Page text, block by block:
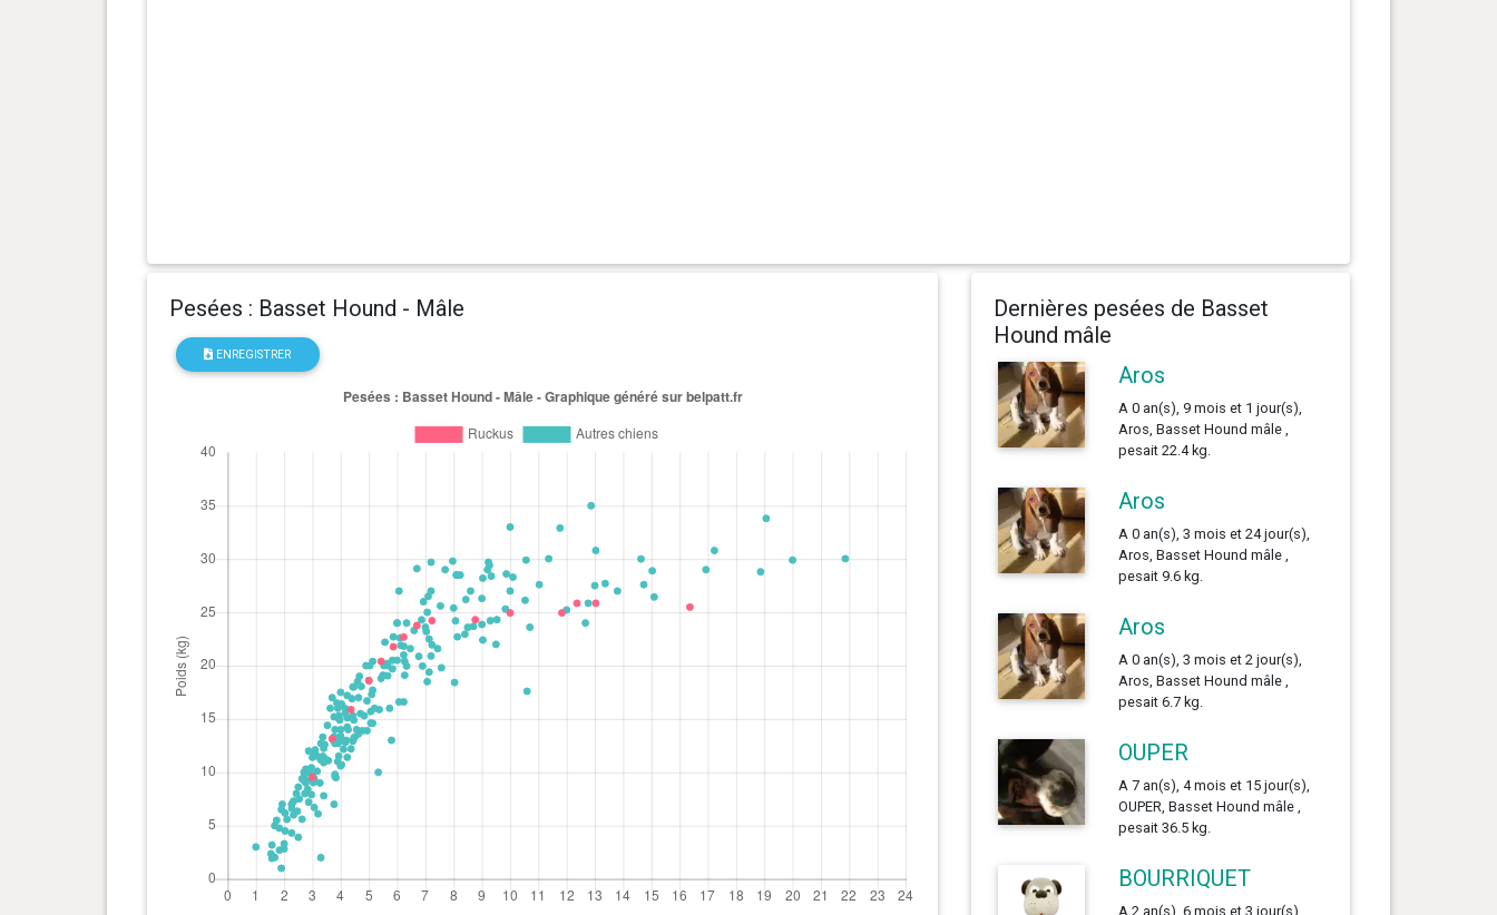
Pesées : Basset Hound - Mâle
ENREGISTRER
Dernières pesées de Basset
Hound mâle
Aros
A 0 an(s), 9 mois et 1 jour(s),
Aros, Basset Hound mâle ,
pesait 22.4 kg.
Aros
A 0 an(s), 3 mois et 24 jour(s),
Aros, Basset Hound mâle ,
pesait 9.6 kg.
Aros
A 0 an(s), 3 mois et 2 jour(s),
Aros, Basset Hound mâle ,
pesait 6.7 kg.
OUPER
A 7 an(s), 4 mois et 15 jour(s),
OUPER, Basset Hound mâle ,
pesait 36.5 kg.
BOURRIQUET
A 2 an(s), 6 mois et 3 jour(s),